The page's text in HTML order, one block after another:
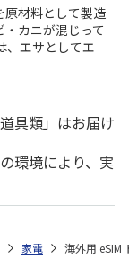
材料として製造
カニが混じって
、エサとしてエ
具類」はお届け
環境により、実
家電 海外用 eSIM